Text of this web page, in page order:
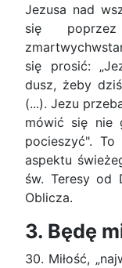
Jezusa nad
się
się prosić:
dusz, żeby
(...). Jezu
mówić się nie
pocieszyć".
aspektu
św. Teresy od
Oblicza.
3. Będę
30. Miłość,